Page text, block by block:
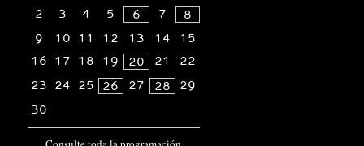
2
3 4 5 6 7
8
9
10 11 12 13 14
15
16
17 18 19 20 21
22
23
24 25 26 27 28
29
30